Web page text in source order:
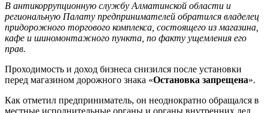
В антикоррупционную службу Алматинской области и
региональную Палату предпринимателей обратился владелец
придорожного торгового комплекса, состоящего из магазина,
кафе и шиномонтажного пункта, по факту ущемления его
прав.
Проходимость и доход бизнеса снизился после установки
перед магазином дорожного знака «Остановка запрещена».
Как отметил предприниматель, он неоднократно обращался в